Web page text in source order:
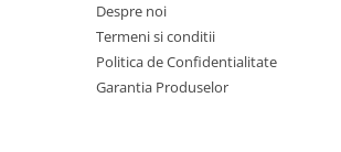
Despre noi
Termeni si conditii
Politica de Confidentialitate
Garantia Produselor